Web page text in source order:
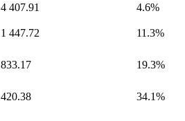
4 407.91 4.6%
1 447.72 11.3%
833.17 19.3%
420.38 34.1%